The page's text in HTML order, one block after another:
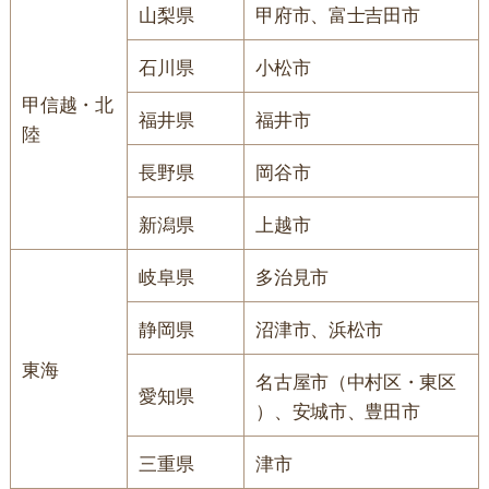
甲信越・北
陸
山梨県
甲府市、富士吉田市
石川県
小松市
福井県
福井市
長野県
岡谷市
新潟県
上越市
東海
岐阜県
多治見市
静岡県
沼津市、浜松市
愛知県
名古屋市（中村区・東区
）、安城市、豊田市
三重県
津市